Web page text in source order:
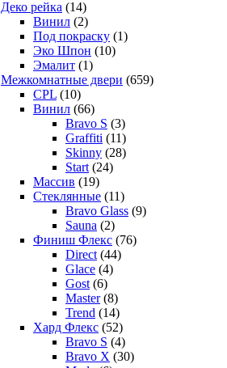
Деко рейка (14)
Винил (2)
Под покраску (1)
Эко Шпон (10)
Эмалит (1)
Межкомнатные двери (659)
CPL (10)
Винил (66)
Bravo S (3)
Graffiti (11)
Skinny (28)
Start (24)
Массив (19)
Стеклянные (11)
Bravo Glass (9)
Sauna (2)
Финиш Флекс (76)
Direct (44)
Glace (4)
Gost (6)
Master (8)
Trend (14)
Хард Флекс (52)
Bravo S (4)
Bravo X (30)